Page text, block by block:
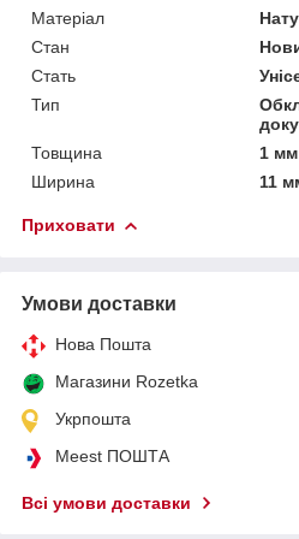
Матеріал
Стан
Стать
Тип
Товщина
1 мм
Ширина
11
Приховати
Умови доставки
Нова Пошта
Магазини Rozetka
Укрпошта
Meest ПОШТА
Всі умови доставки